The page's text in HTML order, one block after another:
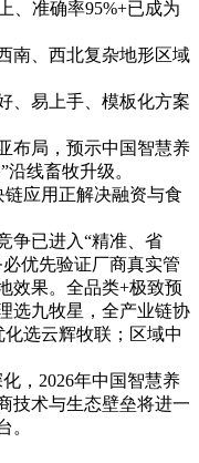
、准确率95%+已成为
南、西北复杂地形区域
、易上手、模板化方案
布局，预示中国智慧养
线畜牧升级。
应用正解决融资与食
争已进入“精准、省
优先验证厂商真实管
效果。全品类+极致预
选九牧星，全产业链协
选云辉牧联；区域中
，2026年中国智慧养
技术与生态壁垒将进一
。